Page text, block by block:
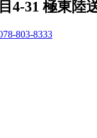
4-31 極東陸